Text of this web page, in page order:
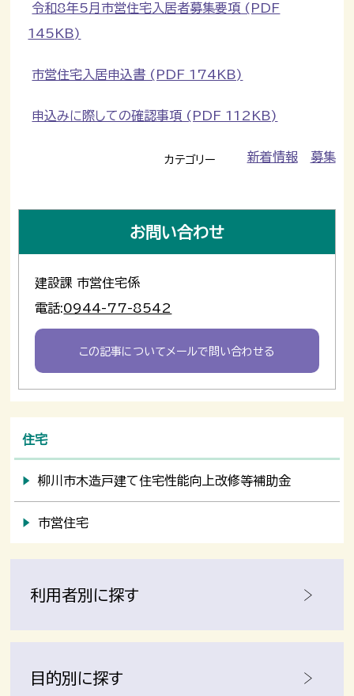
令和8年5月市営住宅入居者募集要項 (PDF
145KB)
市営住宅入居申込書 (PDF 174KB)
申込みに際しての確認事項 (PDF 112KB)
カテゴリー 新着情報 募集
お問い合わせ
建設課 市営住宅係
電話:0944-77-8542
この記事についてメールで問い合わせる
住宅
柳川市木造戸建て住宅性能向上改修等補助金
市営住宅
利用者別に探す
目的別に探す